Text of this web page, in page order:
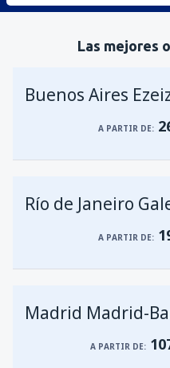
Las mejores
A PARTIR DE:
A PARTIR DE:
A PARTIR DE: 226
Madrid Madrid-
A PARTIR DE: